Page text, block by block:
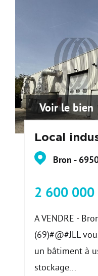
Voir le bien
Local
Bron -
2 600 000
A VENDRE -
(69)#@#JLL
un bâtiment à
stockage...